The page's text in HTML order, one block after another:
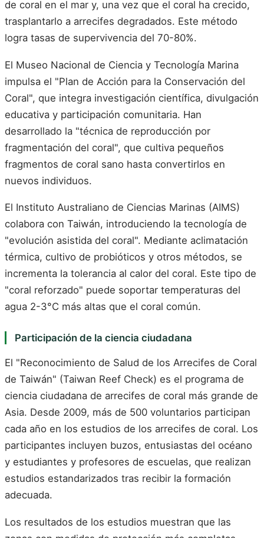
de coral en el mar y, una vez que el coral ha crecido,
trasplantarlo a arrecifes degradados. Este método
logra tasas de supervivencia del 70-80%.
El Museo Nacional de Ciencia y Tecnología Marina
impulsa el "Plan de Acción para la Conservación del
Coral", que integra investigación científica, divulgación
educativa y participación comunitaria. Han
desarrollado la "técnica de reproducción por
fragmentación del coral", que cultiva pequeños
fragmentos de coral sano hasta convertirlos en
nuevos individuos.
El Instituto Australiano de Ciencias Marinas (AIMS)
colabora con Taiwán, introduciendo la tecnología de
"evolución asistida del coral". Mediante aclimatación
térmica, cultivo de probióticos y otros métodos, se
incrementa la tolerancia al calor del coral. Este tipo de
"coral reforzado" puede soportar temperaturas del
agua 2-3°C más altas que el coral común.
Participación de la ciencia ciudadana
El "Reconocimiento de Salud de los Arrecifes de Coral
de Taiwán" (Taiwan Reef Check) es el programa de
ciencia ciudadana de arrecifes de coral más grande de
Asia. Desde 2009, más de 500 voluntarios participan
cada año en los estudios de los arrecifes de coral. Los
participantes incluyen buzos, entusiastas del océano
y estudiantes y profesores de escuelas, que realizan
estudios estandarizados tras recibir la formación
adecuada.
Los resultados de los estudios muestran que las